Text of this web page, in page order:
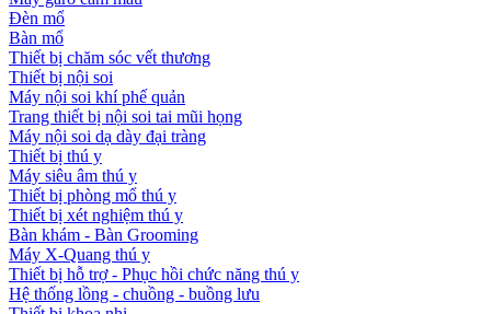
Đèn mổ
Bàn mổ
Thiết bị chăm sóc vết thương
Thiết bị nội soi
Máy nội soi khí phế quản
Trang thiết bị nội soi tai mũi họng
Máy nội soi dạ dày đại tràng
Thiết bị thú y
Máy siêu âm thú y
Thiết bị phòng mổ thú y
Thiết bị xét nghiệm thú y
Bàn khám - Bàn Grooming
Máy X-Quang thú y
Thiết bị hỗ trợ - Phục hồi chức năng thú y
Hệ thống lồng - chuồng - buồng lưu